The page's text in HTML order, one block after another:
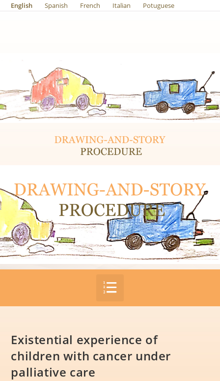
English Spanish French Italian Potuguese
Existential experience of
children with cancer under
palliative care